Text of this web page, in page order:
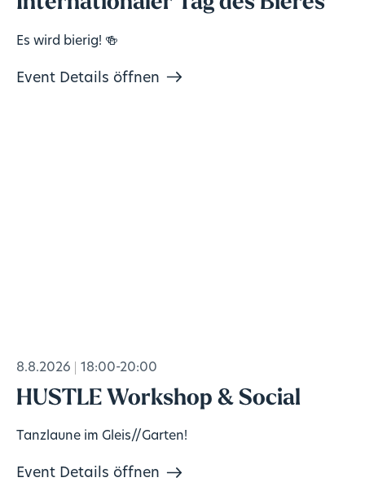
Es wird bierig! 🍻
Event Details öffnen
8.8.2026 18:00-20:00
HUSTLE Workshop & Social
Tanzlaune im Gleis//Garten!
Event Details öffnen